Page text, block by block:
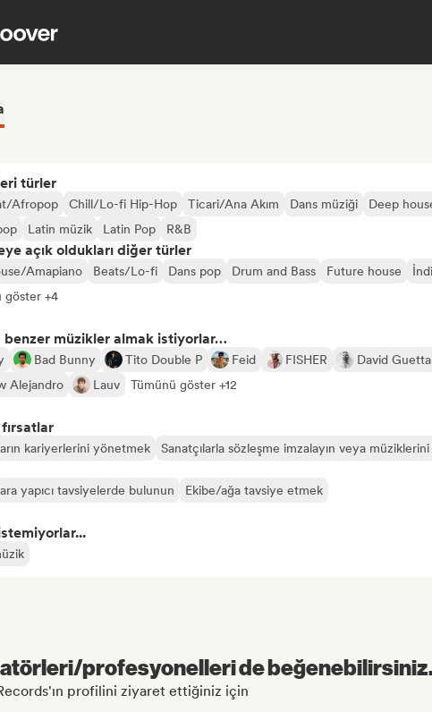
türler
Afropop Chill/Lo-fi Hip-Hop Ticari/Ana Akım Dans müziği
Deep
Latin müzik Latin Pop R&B
açık oldukları diğer türler
Amapiano Beats/Lo-fi Dans pop Drum and Bass Future house
göster +4
benzer müzikler almak istiyorlar…
Bad Bunny Tito Double P Feid FISHER
David Guetta
Alejandro
Lauv Tümünü göster +12
fırsatlar
kariyerlerini yönetmek Sanatçılarla sözleşme imzalayın veya müziklerini
yapıcı tavsiyelerde bulunun Ekibe/ağa tavsiye etmek
profesyonelleri de
profilini ziyaret ettiğiniz için